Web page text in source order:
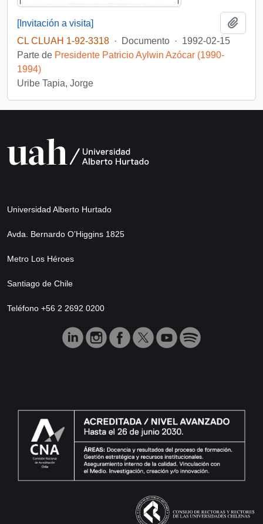
[Invitación a visita]
CL CLUAH 1-92-3318 · Documento · 1992-02-15
Parte de Presidente Patricio Aylwin Azócar (1990-
1994)
Uribe Tapia, Jorge
Universidad Alberto Hurtado
Avda. Bernardo O’Higgins 1825
Metro Los Héroes
Santiago de Chile
Teléfono +56 2 2692 0200